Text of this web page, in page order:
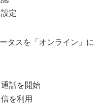
定
タスを「オンライン」に
話を開始
を利用